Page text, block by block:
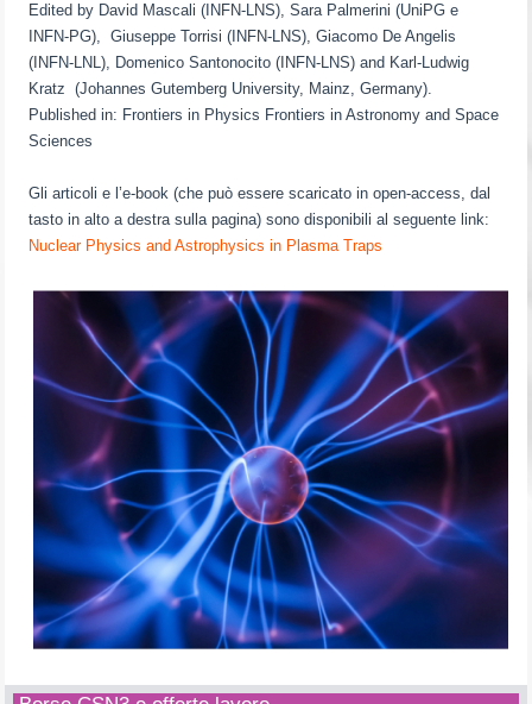
Edited by David Mascali (INFN-LNS), Sara Palmerini (UniPG e
INFN-PG), Giuseppe Torrisi (INFN-LNS), Giacomo De Angelis
(INFN-LNL), Domenico Santonocito (INFN-LNS) and Karl-Ludwig
Kratz (Johannes Gutemberg University, Mainz, Germany).
Published in: Frontiers in Physics Frontiers in Astronomy and Space
Sciences
Gli articoli e l’e-book (che può essere scaricato in open-access, dal
tasto in alto a destra sulla pagina) sono disponibili al seguente link:
Nuclear Physics and Astrophysics in Plasma Traps